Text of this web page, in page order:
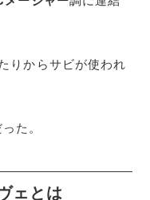
りからサビが使われ
た。
ェとは